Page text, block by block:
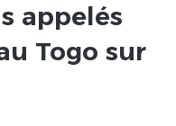
appelés
Togo sur